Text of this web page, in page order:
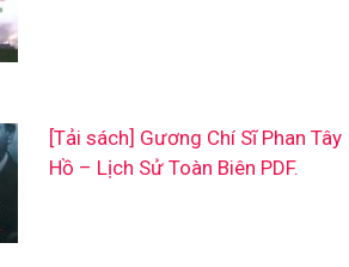
[Tải sách] Gương Chí Sĩ Phan Tây
Hồ – Lịch Sử Toàn Biên PDF.